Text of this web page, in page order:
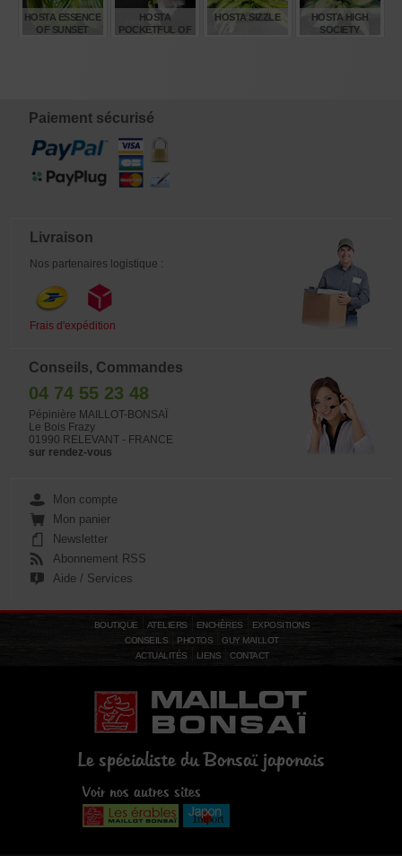
HOSTA ESSENCE
OF SUNSET
HOSTA
POCKETFUL OF
HOSTA SIZZLE
HOSTA HIGH
SOCIETY
Paiement sécurisé
Livraison
Nos partenaires logistique :
Frais d'expédition
Conseils, Commandes
04 74 55 23 48
Pépinière MAILLOT-BONSAÏ
Le Bois Frazy
01990 RELEVANT - FRANCE
sur rendez-vous
Mon compte
Mon panier
Newsletter
Abonnement RSS
Aide / Services
BOUTIQUE ATELIERS ENCHÈRES
EXPOSITIONS
CONSEILS
PHOTOS
GUY MAILLOT
ACTUALITÉS
LIENS CONTACT
Le spécialiste du Bonsaï japonais
Voir nos autres sites